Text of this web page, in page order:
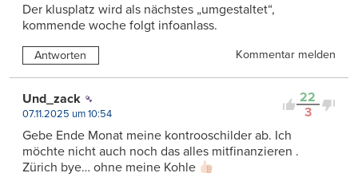
Der klusplatz wird als nächstes „umgestaltet“,
kommende woche folgt infoanlass.
Antworten Kommentar melden
22
3
Und_zack
07.11.2025 um 10:54
Gebe Ende Monat meine kontrooschilder ab. Ich
möchte nicht auch noch das alles mitfinanzieren .
Zürich bye… ohne meine Kohle